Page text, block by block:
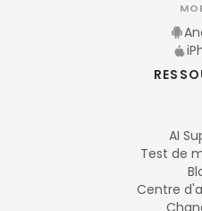
AI
Test de
Centre